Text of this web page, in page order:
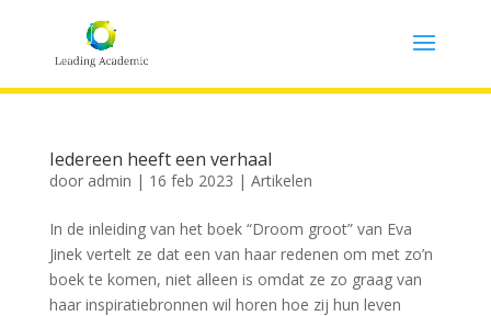
Iedereen heeft een verhaal
door admin | 16 feb 2023 | Artikelen
In de inleiding van het boek “Droom groot” van Eva
Jinek vertelt ze dat een van haar redenen om met zo’n
boek te komen, niet alleen is omdat ze zo graag van
haar inspiratiebronnen wil horen hoe zij hun leven